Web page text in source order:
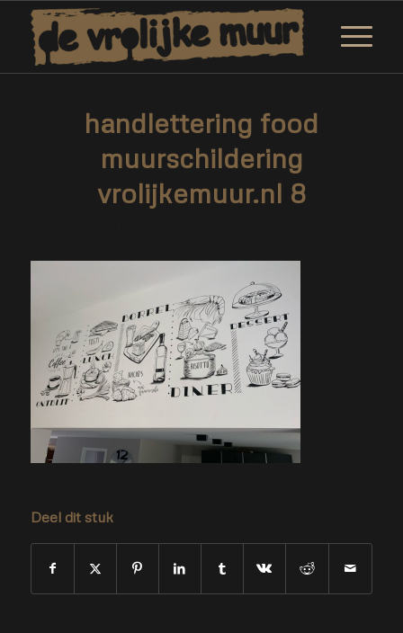
handlettering food
muurschildering
vrolijkemuur.nl 8
Deel dit stuk